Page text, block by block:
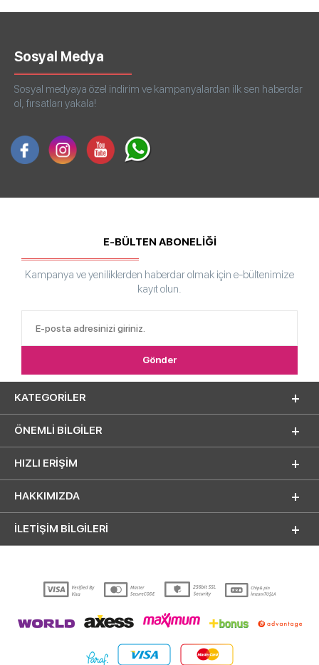
Sosyal Medya
Sosyal medyaya özel indirim ve kampanyalardan ilk sen haberdar
ol, fırsatları yakala!
E-BÜLTEN ABONELİĞİ
Kampanya ve yeniliklerden haberdar olmak için e-bültenimize
kayıt olun.
KATEGORILER
ÖNEMLI BILGILER
HIZLI ERIŞIM
HAKKIMIZDA
İLETİŞİM BİLGİLERİ